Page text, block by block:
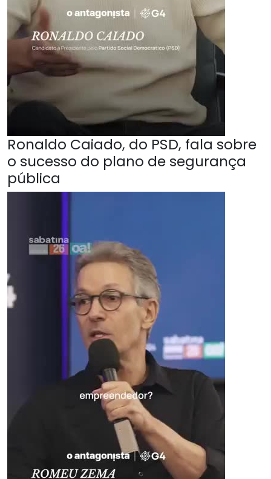
Ronaldo Caiado, do PSD, fala sobre
o sucesso do plano de segurança
pública